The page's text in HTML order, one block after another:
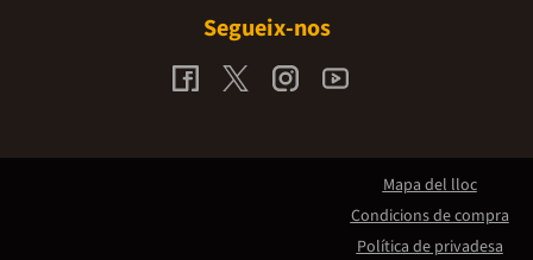
Segueix-nos
Mapa del lloc
Condicions de compra
Política de privadesa